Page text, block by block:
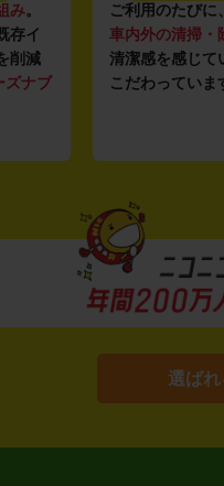
み。
存イ
削減
ズナブ
ご利用のたびに、
車内外の清掃・
清潔感を感じて
こだわっていま
選ば